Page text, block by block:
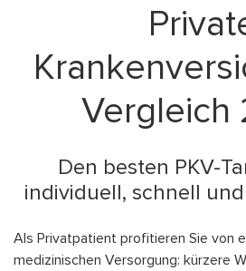
Vergleich
Den besten PKV-
individuell, schnell
Als Privatpatient profitieren Sie von
medizinischen Versorgung: kürzere